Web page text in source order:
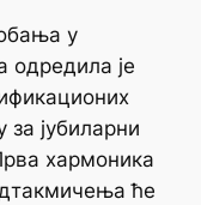
у
одредила је
јубиларни
хармоника
ће